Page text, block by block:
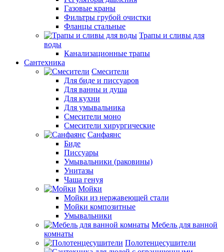
Газовые краны
Фильтры грубой очистки
Фланцы стальные
Трапы и сливы для
воды
Канализационные трапы
Сантехника
Смесители
Для биде и писсуаров
Для ванны и душа
Для кухни
Для умывальника
Смесители моно
Смесители хирургические
Санфаянс
Биде
Писсуары
Умывальники (раковины)
Унитазы
Чаша генуя
Мойки
Мойки из нержавеющей стали
Мойки композитные
Умывальники
Мебель для ванной
комнаты
Полотенцесушители